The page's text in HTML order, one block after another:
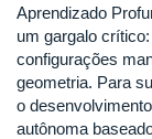
Aprendizado
um gargalo
configurações
geometria. Para
o
autônoma